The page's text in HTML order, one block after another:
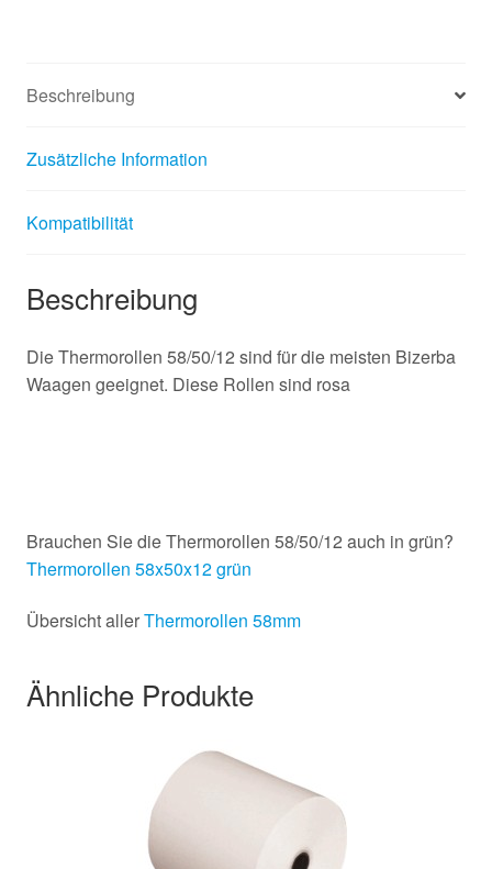
Beschreibung
Zusätzliche Information
Kompatibilität
Beschreibung
Die Thermorollen 58/50/12 sind für die meisten Bizerba
Waagen geeignet. Diese Rollen sind rosa
Brauchen Sie die Thermorollen 58/50/12 auch in grün?
Thermorollen 58x50x12 grün
Übersicht allerThermorollen 58mm
Ähnliche Produkte